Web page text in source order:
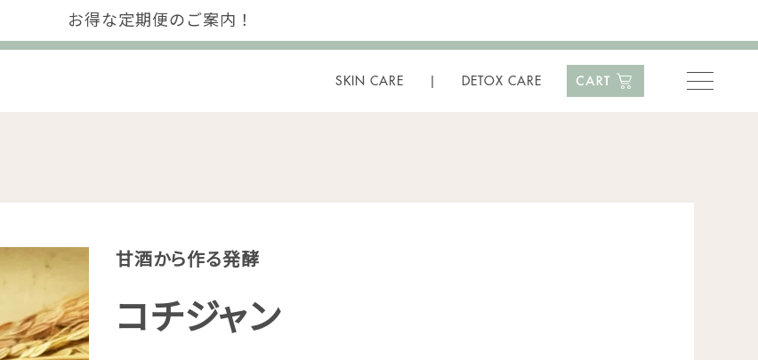
お得な定期便のご案内！
SKIN CARE DETOX CARE
甘酒から作る発酵
コチジャン